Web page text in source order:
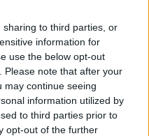
to third parties, or
information for
use the below opt-out
Please note that after your
may continue seeing
information utilized by
to third parties prior to
opt-out of the further
- 16:31
Ποιοί
βγουν πριν τα 62
- 15:26